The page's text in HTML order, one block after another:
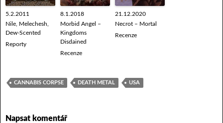
5.2.2011
Nile, Melechesh,
Dew-Scented
Reporty
8.1.2018
Morbid Angel –
Kingdoms
Disdained
Recenze
21.12.2020
Necrot – Mortal
Recenze
CANNABIS CORPSE DEATH METAL USA
Napsat komentář